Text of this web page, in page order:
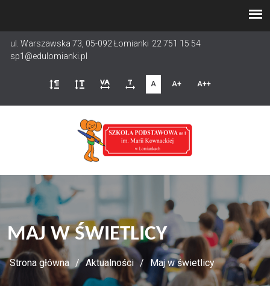
treści
ul. Warszawska 73, 05-092 Łomianki 22 751 15 54
sp1@edulomianki.pl
A A+ A++
MAJ W ŚWIETLICY
Strona główna Aktualności Maj w świetlicy